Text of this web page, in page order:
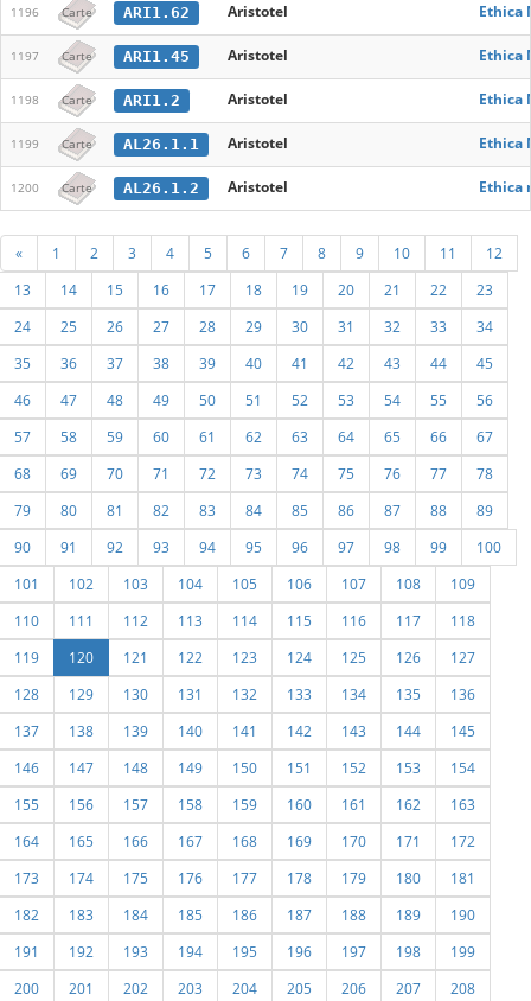
1196 Carte ARI1.62 Aristotel Ethica
1197 Carte ARI1.45 Aristotel Ethica
1198 Carte ARI1.2 Aristotel Ethica
1199 Carte AL26.1.1 Aristotel Ethica
1200 Carte AL26.1.2 Aristotel Ethica
« 1 2 3 4 5 6 7 8 9 10 11
12
13
14 15 16 17 18 19 20 21 22
23
24
25 26 27 28 29 30 31 32 33
34
35
36 37 38 39 40 41 42 43 44
45
46
47 48 49 50 51 52 53 54 55
56
57
58 59 60 61 62 63 64 65 66
67
68
69 70 71 72 73 74 75 76 77
78
79
80 81 82 83 84 85 86 87 88
89
90
91 92 93 94 95 96 97 98 99
100
101
102 103 104 105 106 107 108
109
110
111 112 113 114 115 116 117
118
119
120 121 122 123 124 125 126
127
128
129 130 131 132 133 134 135
136
137
138 139 140 141 142 143 144
145
146
147 148 149 150 151 152 153
154
155
156 157 158 159 160 161 162
163
164
165 166 167 168 169 170 171
172
173
174 175 176 177 178 179 180
181
182
183 184 185 186 187 188 189
190
191
192 193 194 195 196 197 198
199
200
201 202 203 204 205 206 207
208